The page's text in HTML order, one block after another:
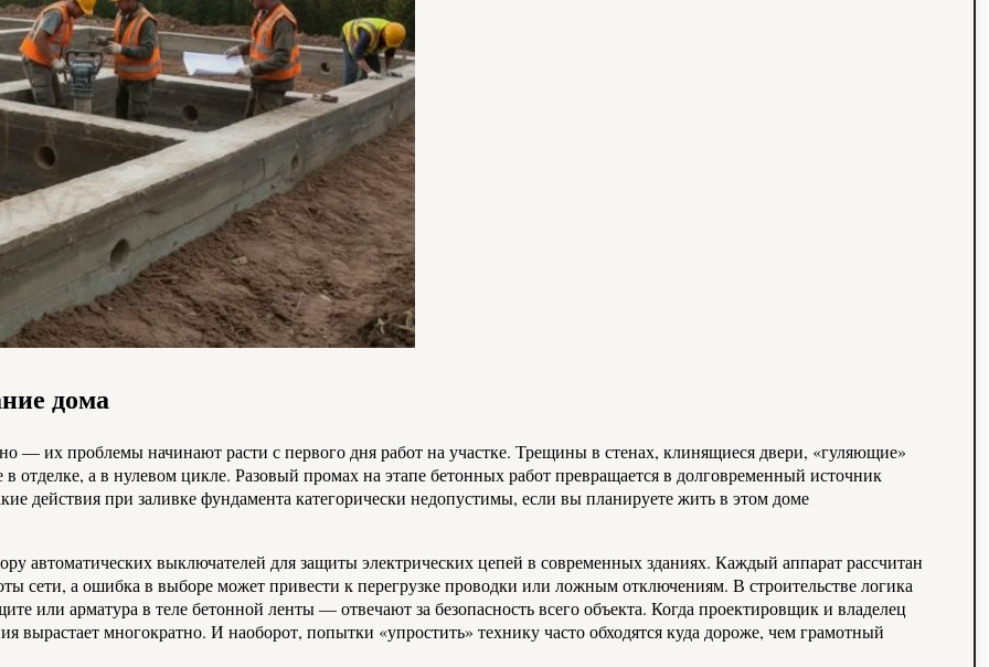
дома
— их проблемы начинают расти с первого дня работ на участке. Трещины в стенах, клинящиеся двери, «гуляющие»
отделке, а в нулевом цикле. Разовый промах на этапе бетонных работ превращается в долговременный источник
действия при заливке фундамента категорически недопустимы, если вы планируете жить в этом доме
автоматических выключателей для защиты электрических цепей в современных зданиях. Каждый аппарат рассчитан
сети, а ошибка в выборе может привести к перегрузке проводки или ложным отключениям. В строительстве логика
или арматура в теле бетонной ленты — отвечают за безопасность всего объекта. Когда проектировщик и владелец
вырастает многократно. И наоборот, попытки «упростить» технику часто обходятся куда дороже, чем грамотный